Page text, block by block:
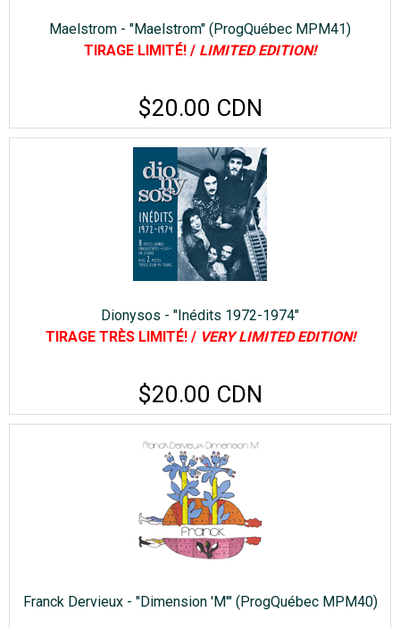
Maelstrom - "Maelstrom" (ProgQuébec MPM41)
TIRAGE LIMITÉ! / LIMITED EDITION!
$20.00 CDN
Dionysos - "Inédits 1972-1974"
TIRAGE TRÈS LIMITÉ! / VERY LIMITED EDITION!
$20.00 CDN
Franck Dervieux - "Dimension 'M'" (ProgQuébec MPM40)